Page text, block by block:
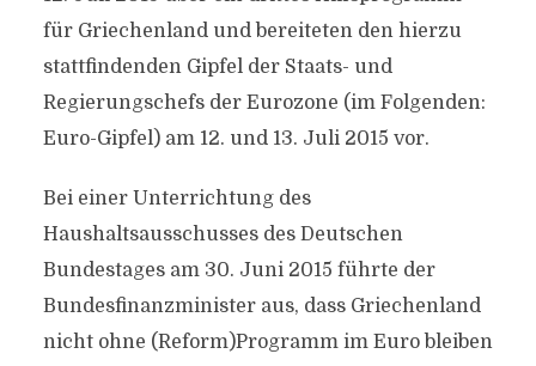
für Griechenland und bereiteten den hierzu
stattfindenden Gipfel der Staats- und
Regierungschefs der Eurozone (im Folgenden:
Euro-Gipfel) am 12. und 13. Juli 2015 vor.
Bei einer Unterrichtung des
Haushaltsausschusses des Deutschen
Bundestages am 30. Juni 2015 führte der
Bundesfinanzminister aus, dass Griechenland
nicht ohne (Reform)Programm im Euro bleiben